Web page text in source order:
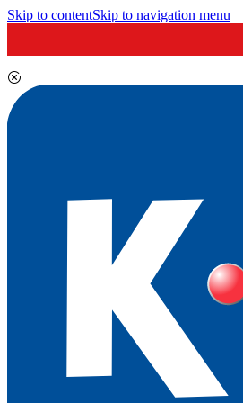
Skip to contentSkip to navigation menu